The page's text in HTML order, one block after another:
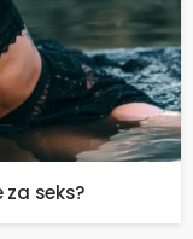
seks?